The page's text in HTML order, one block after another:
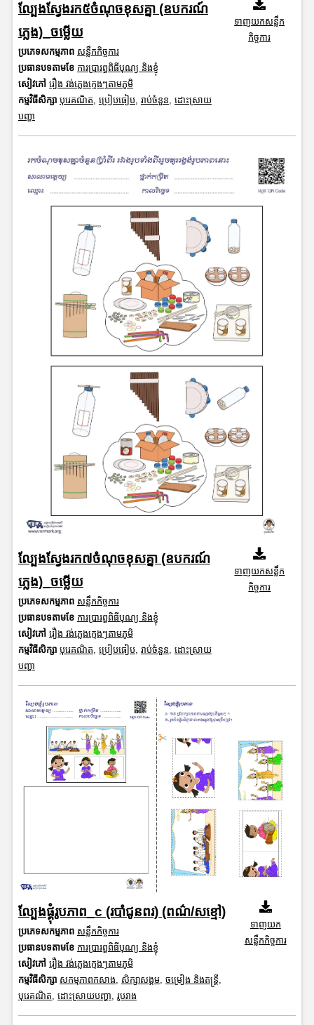
ល្បែងស្វែងរក៥ចំណុចខុសគ្នា (ឧបករណ៍
ភ្លេង)_ចម្លើយ
ប្រភេទសកម្មភាព សន្លឹកកិច្ចការ
ប្រធានបទតាមខែ ការប្រារព្ធពិធីបុណ្យ និងខ្ញុំ
សៀវភៅ រឿង វង់ភ្លេងក្មេងៗតាមភូមិ
កម្មវិធីសិក្សា បុរេគណិត ប្រៀបធៀប, រាប់ចំនួន ដោះស្រាយ
បញ្ហា
ទាញយកសន្លឹក
កិច្ចការ
ល្បែងស្វែងរក៧ចំណុចខុសគ្នា (ឧបករណ៍
ភ្លេង)_ចម្លើយ
ប្រភេទសកម្មភាព សន្លឹកកិច្ចការ
ប្រធានបទតាមខែ ការប្រារព្ធពិធីបុណ្យ និងខ្ញុំ
សៀវភៅ រឿង វង់ភ្លេងក្មេងៗតាមភូមិ
កម្មវិធីសិក្សា បុរេគណិត ប្រៀបធៀប, រាប់ចំនួន ដោះស្រាយ
បញ្ហា
ទាញយកសន្លឹក
កិច្ចការ
ល្បែងផ្គុំរូបភាព_c (របាំជូនពរ) (ពណ៌/សខ្មៅ)
ប្រភេទសកម្មភាព សន្លឹកកិច្ចការ
ប្រធានបទតាមខែ ការប្រារព្ធពិធីបុណ្យ និងខ្ញុំ
សៀវភៅ រឿង វង់ភ្លេងក្មេងៗតាមភូមិ
កម្មវិធីសិក្សា សកម្មភាពកសាង, សិក្សាសង្គម, ចម្រៀង និងតន្ត្រី,
បុរេគណិត, ដោះស្រាយបញ្ហា, រូបរាង
ទាញយក
សន្លឹកកិច្ចការ